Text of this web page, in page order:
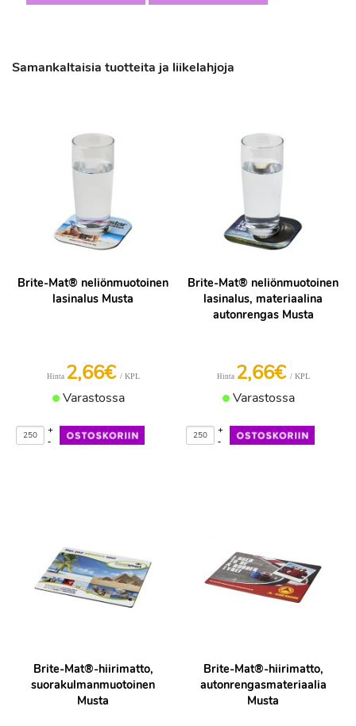
Samankaltaisia tuotteita ja liikelahjoja
Brite-Mat® neliönmuotoinen
lasinalus Musta
Hinta 2,66€ / KPL
Varastossa
-
+
Brite-Mat® neliönmuotoinen
lasinalus, materiaalina
autonrengas Musta
Hinta 2,66€ / KPL
Varastossa
-
+
Brite-Mat®-hiirimatto,
suorakulmanmuotoinen
Musta
Brite-Mat®-hiirimatto,
autonrengasmateriaalia
Musta